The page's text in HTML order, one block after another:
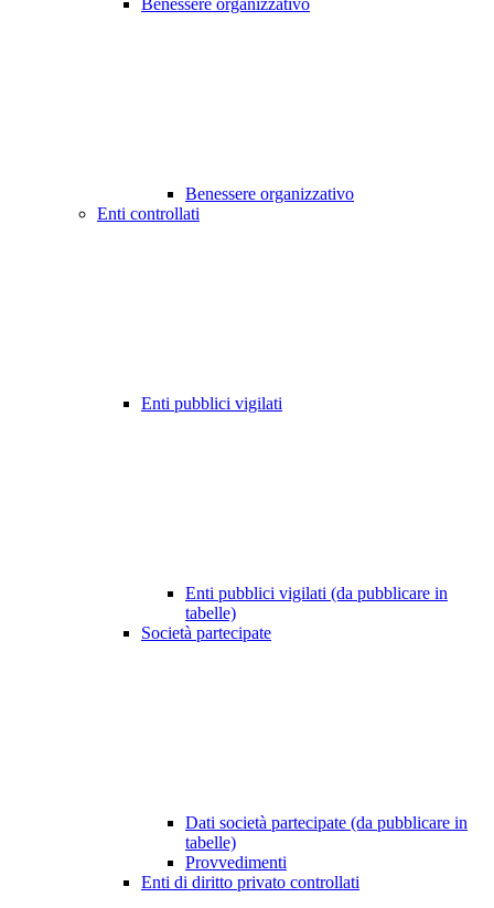
Benessere organizzativo
Benessere organizzativo
Enti controllati
Enti pubblici vigilati
Enti pubblici vigilati (da pubblicare in
tabelle)
Società partecipate
Dati società partecipate (da pubblicare in
tabelle)
Provvedimenti
Enti di diritto privato controllati